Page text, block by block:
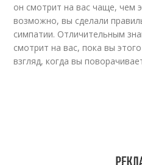
он смотрит на вас чаще, чем
возможно, вы сделали
симпатии. Отличительным
смотрит на вас, пока вы
взгляд, когда вы